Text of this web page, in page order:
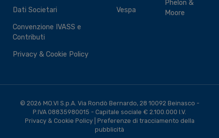
Dati Societari
Convenzione IVASS e
Contributi
Privacy & Cookie Policy
Vespa
Phelon &
Moore
© 2026 MO.VI S.p.A. Via Rondò Bernardo, 28 10092 Beinasco -
P.IVA 08835980015 - Capitale sociale € 2.100.000 I.V.
Privacy & Cookie Policy| Preferenze di tracciamento della
pubblicità